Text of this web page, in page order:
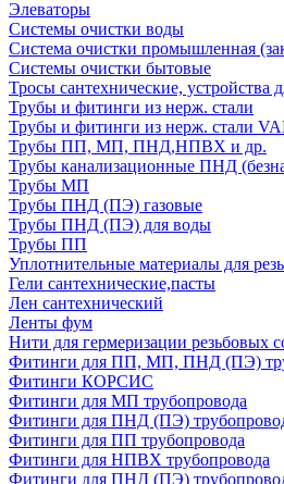
Элеваторы
Системы очистки воды
Система очистки промышленная
Системы очистки бытовые
Тросы сантехнические, устройства
Трубы и фитинги из нерж. стали
Трубы и фитинги из нерж. стали
Трубы ПП, МП, ПНД,НПВХ и др.
Трубы канализационные ПНД
Трубы МП
Трубы ПНД (ПЭ) газовые
Трубы ПНД (ПЭ) для воды
Трубы ПП
Уплотнительные материалы для
Гели сантехнические,пасты
Лен сантехнический
Ленты фум
Нити для гермеризации резьбовых
Фитинги для ПП, МП, ПНД (ПЭ)
Фитинги КОРСИС
Фитинги для МП трубопровода
Фитинги для ПНД (ПЭ)
Фитинги для ПП трубопровода
Фитинги для НПВХ трубопровода
Фитинги для ПНД (ПЭ)